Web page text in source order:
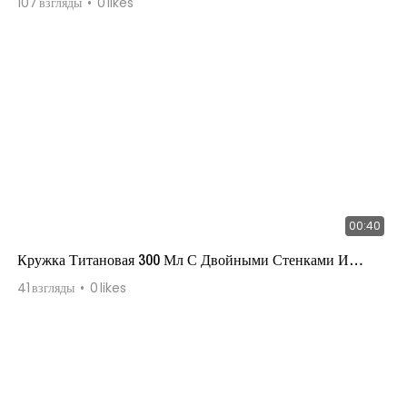
00:40
Кружка Титановая 300 Мл С Двойными Стенками И
Фиксированной Ручкой
41взгляды 0likes